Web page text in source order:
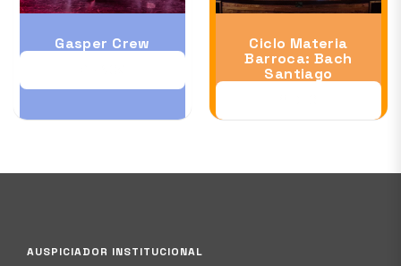
Gasper Crew
Ciclo Materia
Barroca: Bach
Santiago
AUSPICIADOR INSTITUCIONAL